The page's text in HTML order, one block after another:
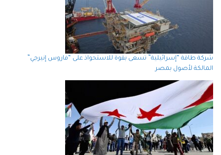
شركة طاقة “إسرائيلية” تسعى بقوة للاستحواذ على “فاروس إنيرجي”
المالكة لأصول بمصر